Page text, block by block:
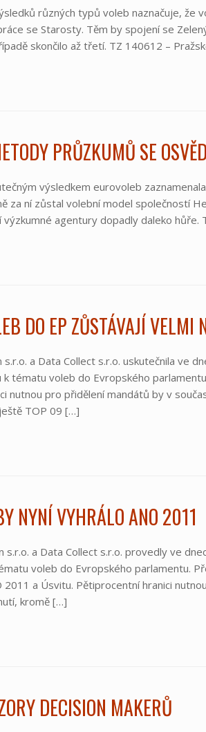
různých typů voleb naznačuje, že
se Starosty. Těm by spojení se
skončilo až třetí. TZ 140612 –
PRŮZKUMŮ SE
výsledkem eurovoleb
za ní zůstal volební model společností
výzkumné agentury dopadly daleko
DO EP ZŮSTÁVAJÍ VELMI
a Data Collect s.r.o. uskutečnila ve
tématu voleb do Evropského
nutnou pro přidělení mandátů by v
TOP 09 […]
NYNÍ VYHRÁLO ANO 2011
s.r.o. a Data Collect s.r.o. provedly ve
voleb do Evropského parlamentu.
2011 a Úsvitu. Pětiprocentní hranici
kromě […]
DECISION MAKERŮ